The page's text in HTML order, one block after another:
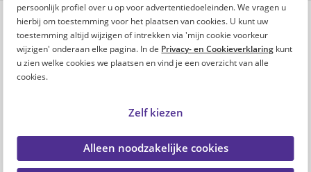
persoonlijk profiel over u op voor advertentiedoeleinden. We vragen u
hierbij om toestemming voor het plaatsen van cookies. U kunt uw
toestemming altijd wijzigen of intrekken via 'mijn cookie voorkeur
wijzigen' onderaan elke pagina. In de Privacy- en Cookieverklaring kunt
u zien welke cookies we plaatsen en vind je een overzicht van alle
cookies.
Zelf kiezen
Alleen noodzakelijke cookies
Reageren
Reageer hieronder op het artikel. Je ingevulde voornaam is